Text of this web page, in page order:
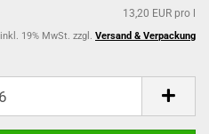
13,20 EUR pro l
inkl. 19% MwSt. zzgl. Versand & Verpackung